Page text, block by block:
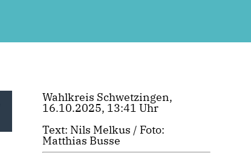
Wahlkreis Schwetzingen,
16.10.2025, 13:41 Uhr
Text: Nils Melkus / Foto:
Matthias Busse